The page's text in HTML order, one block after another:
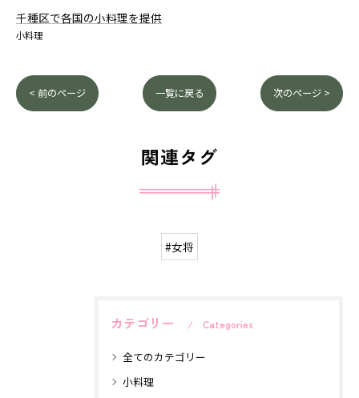
千種区で各国の小料理を提供
小料理
< 前のページ 一覧に戻る 次のページ >
関連タグ
#女将
カテゴリー Categories
全てのカテゴリー
小料理